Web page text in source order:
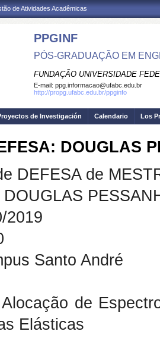
de Atividades Acadêmicas
PPGINF
PÓS-GRADUAÇÃO EM
FUNDAÇÃO UNIVERSIDADE
E-mail: ppg.informacao@ufabc.edu.br
http://propg.ufabc.edu.br/ppginfo
de Investigación Calendario Los
DOUGLAS
DEFESA de
2019
Santo André
de
Elásticas